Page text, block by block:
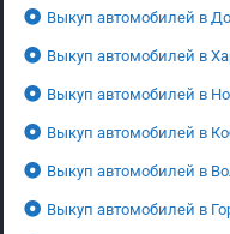
Выкуп автомобилей в
Выкуп автомобилей в
Выкуп автомобилей в
Выкуп автомобилей в
Выкуп автомобилей в
Выкуп автомобилей в